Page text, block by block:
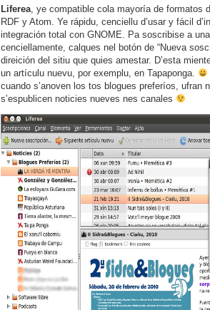
Liferea, ye compatible cola mayoría de formatos
RDF y Atom. Ye rápidu, cenciellu d’usar y fácil
integración total con GNOME. Pa soscribise a
cenciellamente, calques nel botón de “Nueva
direición del sitiu que quies amestar. D’esta
un artículu nuevu, por exemplu, en Tapaponga.
cuando s’anoven los tos blogues preferíos, ufran
s’espublicen noticies nueves nes canales